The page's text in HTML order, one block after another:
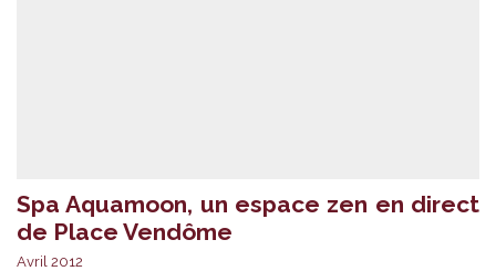
Spa Aquamoon, un espace zen en direct
de Place Vendôme
Avril 2012